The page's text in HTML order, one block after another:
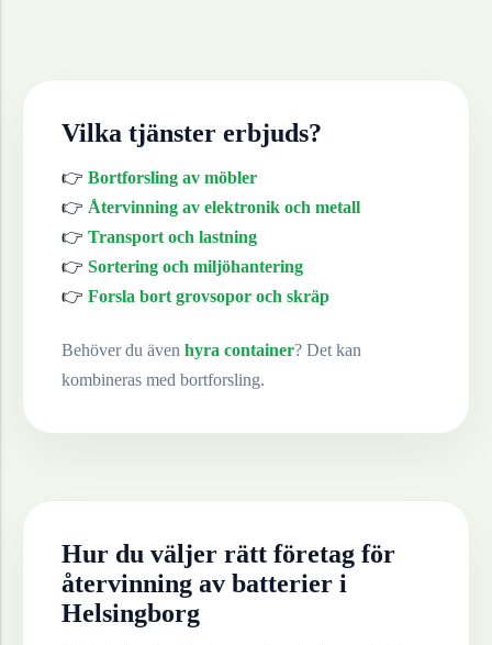
Vilka tjänster erbjuds?
👉 Bortforsling av möbler
👉 Återvinning av elektronik och metall
👉 Transport och lastning
👉 Sortering och miljöhantering
👉 Forsla bort grovsopor och skräp
Behöver du även hyra container? Det kan
kombineras med bortforsling.
Hur du väljer rätt företag för
återvinning av batterier i
Helsingborg